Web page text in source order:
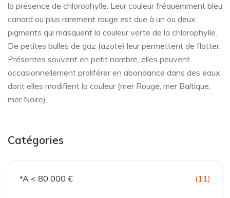
la présence de chlorophylle. Leur couleur fréquemment bleu
canard ou plus rarement rouge est due à un ou deux
pigments qui masquent la couleur verte de la chlorophylle.
De petites bulles de gaz (azote) leur permettent de flotter.
Présentes souvent en petit nombre, elles peuvent
occasionnellement proliférer en abondance dans des eaux
dont elles modifient la couleur (mer Rouge, mer Baltique,
mer Noire).
Catégories
*A < 80 000 € (11)